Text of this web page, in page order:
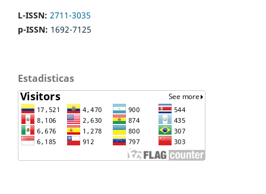
L-ISSN: 2711-3035
p-ISSN: 1692-7125
Estadisticas